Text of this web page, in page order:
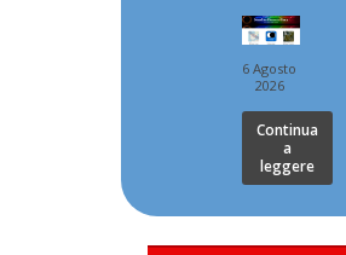
6 Agosto
2026
Continua
a
leggere